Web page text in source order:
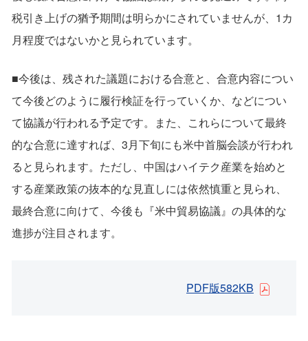
税引き上げの猶予期間は明らかにされていませんが、1カ
月程度ではないかと見られています。
■今後は、残された議題における合意と、合意内容につい
て今後どのように履行検証を行っていくか、などについ
て協議が行われる予定です。また、これらについて最終
的な合意に達すれば、3月下旬にも米中首脳会談が行われ
ると見られます。ただし、中国はハイテク産業を始めと
する産業政策の抜本的な見直しには依然慎重と見られ、
最終合意に向けて、今後も『米中貿易協議』の具体的な
進捗が注目されます。
PDF版582KB